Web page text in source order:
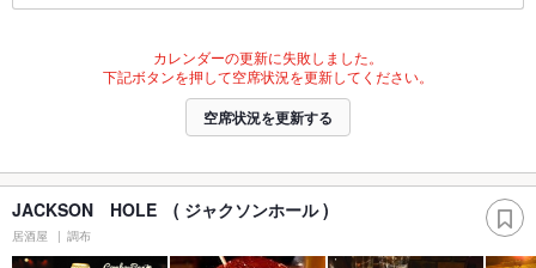
カレンダーの更新に失敗しました。
下記ボタンを押して空席状況を更新してください。
空席状況を更新する
JACKSON HOLE ( ジャクソンホール )
居酒屋 調布